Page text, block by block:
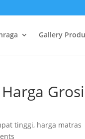
Gallery
tinggi, harga matras